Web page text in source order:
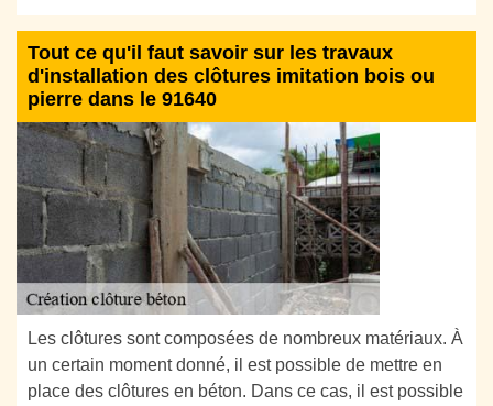
Tout ce qu'il faut savoir sur les travaux
d'installation des clôtures imitation bois ou
pierre dans le 91640
Les clôtures sont composées de nombreux matériaux. À
un certain moment donné, il est possible de mettre en
place des clôtures en béton. Dans ce cas, il est possible